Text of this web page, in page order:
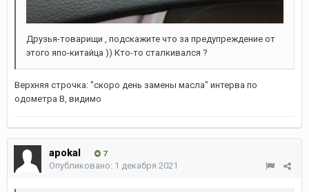
Друзья-товарищи , подскажите что за предупреждение от
этого япо-китайца )) Кто-то сталкивался ?
Верхняя строчка: "скоро день замены масла" интерва по
одометра В, видимо
apokal 7
Опубликовано: 1 декабря 2021